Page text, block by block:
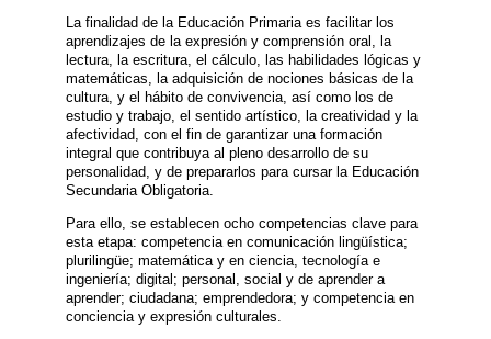
La finalidad de la Educación Primaria es facilitar los
aprendizajes de la expresión y comprensión oral, la
lectura, la escritura, el cálculo, las habilidades lógicas y
matemáticas, la adquisición de nociones básicas de la
cultura, y el hábito de convivencia, así como los de
estudio y trabajo, el sentido artístico, la creatividad y la
afectividad, con el fin de garantizar una formación
integral que contribuya al pleno desarrollo de su
personalidad, y de prepararlos para cursar la Educación
Secundaria Obligatoria.
Para ello, se establecen ocho competencias clave para
esta etapa: competencia en comunicación lingüística;
plurilingüe; matemática y en ciencia, tecnología e
ingeniería; digital; personal, social y de aprender a
aprender; ciudadana; emprendedora; y competencia en
conciencia y expresión culturales.